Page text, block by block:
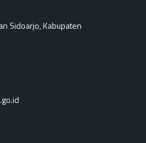
Sidoarjo, Kabupaten